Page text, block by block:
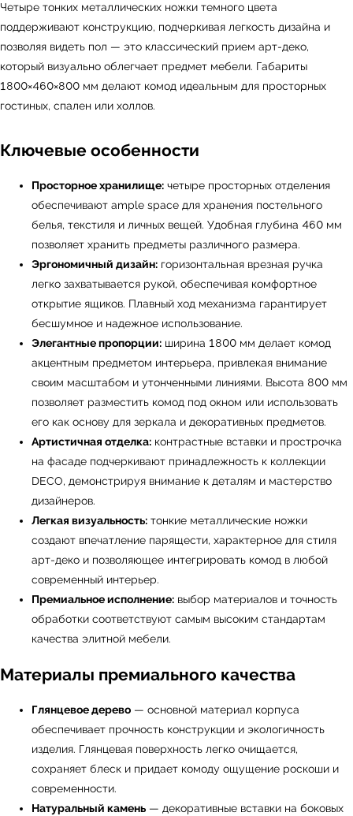
Четыре тонких металлических ножки темного цвета
поддерживают конструкцию, подчеркивая легкость дизайна и
позволяя видеть пол — это классический прием арт-деко,
который визуально облегчает предмет мебели. Габариты
1800×460×800 мм делают комод идеальным для просторных
гостиных, спален или холлов.
Ключевые особенности
Просторное хранилище: четыре просторных отделения
обеспечивают ample space для хранения постельного
белья, текстиля и личных вещей. Удобная глубина 460 мм
позволяет хранить предметы различного размера.
Эргономичный дизайн: горизонтальная врезная ручка
легко захватывается рукой, обеспечивая комфортное
открытие ящиков. Плавный ход механизма гарантирует
бесшумное и надежное использование.
Элегантные пропорции: ширина 1800 мм делает комод
акцентным предметом интерьера, привлекая внимание
своим масштабом и утонченными линиями. Высота 800 мм
позволяет разместить комод под окном или использовать
его как основу для зеркала и декоративных предметов.
Артистичная отделка: контрастные вставки и прострочка
на фасаде подчеркивают принадлежность к коллекции
DECO, демонстрируя внимание к деталям и мастерство
дизайнеров.
Легкая визуальность: тонкие металлические ножки
создают впечатление парящести, характерное для стиля
арт-деко и позволяющее интегрировать комод в любой
современный интерьер.
Премиальное исполнение: выбор материалов и точность
обработки соответствуют самым высоким стандартам
качества элитной мебели.
Материалы премиального качества
Глянцевое дерево — основной материал корпуса
обеспечивает прочность конструкции и экологичность
изделия. Глянцевая поверхность легко очищается,
сохраняет блеск и придает комоду ощущение роскоши и
современности.
Натуральный камень — декоративные вставки на боковых